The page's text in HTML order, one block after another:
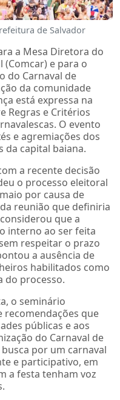
de Salvador
a Mesa Diretora do
(Comcar) e para o
do Carnaval de
da comunidade
está expressa na
Regras e Critérios
O evento
e agremiações dos
da capital baiana.
a recente decisão
o processo eleitoral
por causa de
reunião que definiria
que a
interno ao ser feita
respeitar o prazo
a ausência de
habilitados como
do processo.
o seminário
recomendações que
públicas e aos
do Carnaval de
por um carnaval
e participativo, em
a festa tenham voz